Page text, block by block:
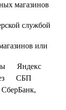
магазинов
службой
или
Яндекс
СБП
СберБанк,